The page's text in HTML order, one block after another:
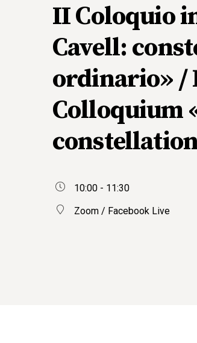
II Coloquio
Cavell:
ordinario»
Colloquium
10:00 - 11:30
Zoom / Facebook Live